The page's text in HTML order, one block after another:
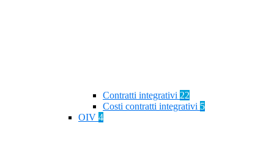
Contratti integrativi 22
Costi contratti integrativi 5
OIV 4